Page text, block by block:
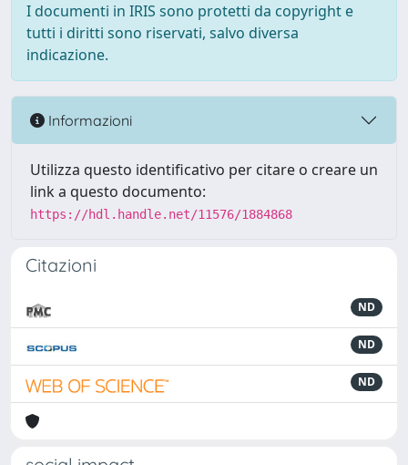
I documenti in IRIS sono protetti da copyright e
tutti i diritti sono riservati, salvo diversa
indicazione.
Informazioni
Utilizza questo identificativo per citare o creare un
link a questo documento:
https://hdl.handle.net/11576/1884868
Citazioni
ND
ND
ND